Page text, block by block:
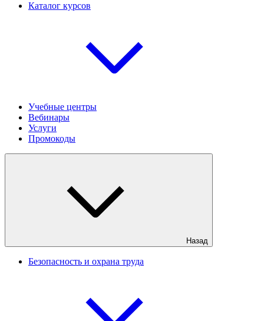
Каталог курсов
Учебные центры
Вебинары
Услуги
Промокоды
Назад
Безопасность и охрана труда